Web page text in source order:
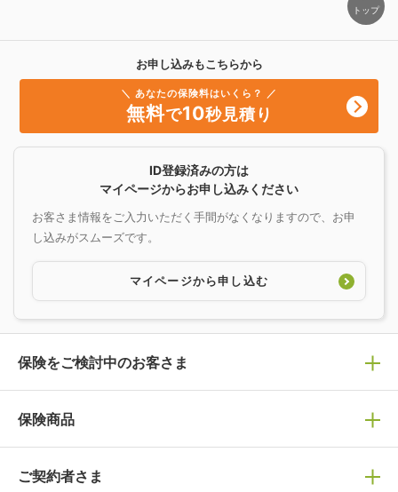
トップ
お申し込みもこちらから
＼ あなたの保険料はいくら？ ／
無料で10秒見積り
ID登録済みの方は
マイページからお申し込みください
お客さま情報をご入力いただく手間がなくなりますので、お申
し込みがスムーズです。
マイページから申し込む
保険をご検討中のお客さま
保険の選び方
保険選びで迷っている方はチェック！
保険商品
保険商品一覧
ご契約者さま